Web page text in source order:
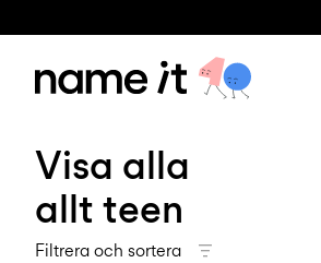
Visa alla
allt teen
Filtrera och sortera